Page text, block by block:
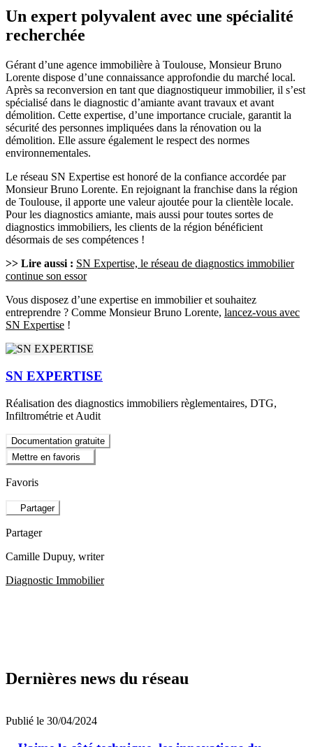
Un expert polyvalent avec une spécialité
recherchée
Gérant d’une agence immobilière à Toulouse, Monsieur Bruno
Lorente dispose d’une connaissance approfondie du marché local.
Après sa reconversion en tant que diagnostiqueur immobilier, il s’est
spécialisé dans le diagnostic d’amiante avant travaux et avant
démolition. Cette expertise, d’une importance cruciale, garantit la
sécurité des personnes impliquées dans la rénovation ou la
démolition. Elle assure également le respect des normes
environnementales.
Le réseau SN Expertise est honoré de la confiance accordée par
Monsieur Bruno Lorente. En rejoignant la franchise dans la région
de Toulouse, il apporte une valeur ajoutée pour la clientèle locale.
Pour les diagnostics amiante, mais aussi pour toutes sortes de
diagnostics immobiliers, les clients de la région bénéficient
désormais de ses compétences !
>> Lire aussi : SN Expertise, le réseau de diagnostics immobilier
continue son essor
Vous disposez d’une expertise en immobilier et souhaitez
entreprendre ? Comme Monsieur Bruno Lorente, lancez-vous avec
SN Expertise !
SN EXPERTISE
Réalisation des diagnostics immobiliers règlementaires, DTG,
Infiltrométrie et Audit
Documentation gratuite
Mettre en favoris
Favoris
Partager
Partager
Camille Dupuy, writer
Diagnostic Immobilier
Dernières news du réseau
Publié le 30/04/2024